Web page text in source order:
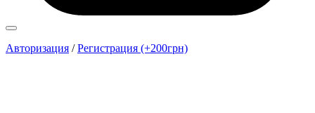
Авторизация /Регистрация (+200грн)